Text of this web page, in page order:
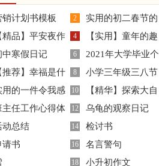
销计划书模板 2
实用的初二春节的
作文四篇
精品】平安夜作
4篇
4
【实用】童年的趣
事作文六篇
中寒假日记
6
2021年大学毕业个
人自我鉴定
推荐】幸福是什
8
小学三年级三八节
作文500字
用的一件令我感
作文400字集合6
10
【精华】探索大自
然的作文3篇
主任工作心得体
用6篇）
12 乌龟的观察日记
动总结 14 检讨书
请书 16 名言警句
18 小升初作文